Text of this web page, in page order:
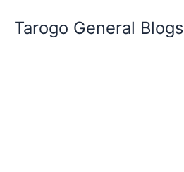
要
Tarogo General Blogs